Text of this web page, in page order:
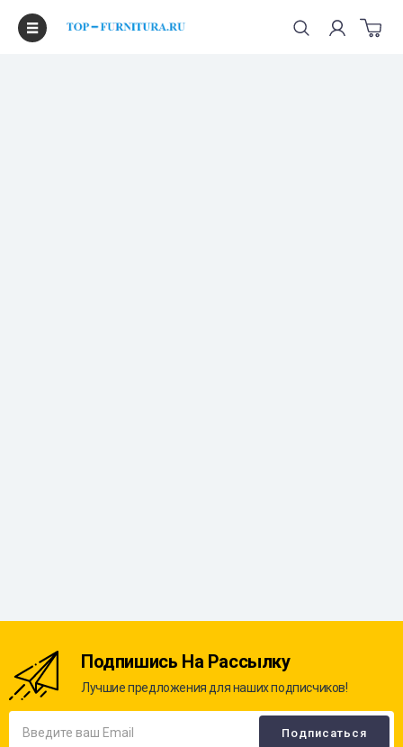
Подпишись На Рассылку
Лучшие предложения для наших подписчиков!